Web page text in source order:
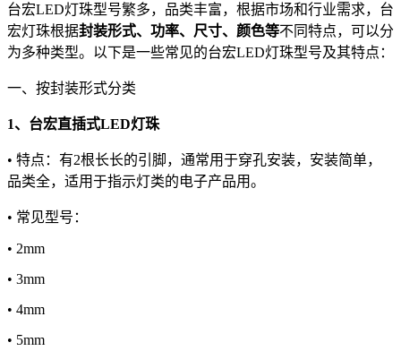
台宏LED灯珠型号繁多，品类丰富，根据市场和行业需求，台
宏灯珠根据封装形式、功率、尺寸、颜色等不同特点，可以分
为多种类型。以下是一些常见的台宏LED灯珠型号及其特点：
一、按封装形式分类
1、台宏直插式LED灯珠
• 特点：有2根长长的引脚，通常用于穿孔安装，安装简单，
品类全，适用于指示灯类的电子产品用。
• 常见型号：
• 2mm
• 3mm
• 4mm
• 5mm